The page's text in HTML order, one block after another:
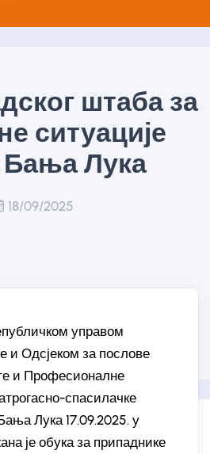
штаба за
ситуације
Бања Лука
18/09/2025
управом
и Одсјеком за послове
и Професионалне
спасилачке
Лука 17.09.2025. у
је обука за припаднике